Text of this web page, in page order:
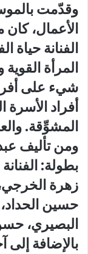
الأعمال،
الفنانة حياة
المرأة
شيء على
أفراد
المشوِّقة.
ومن ﺗﺄﻟﻴﻒ
بطولة:
زهرة
حسين
البصيري،
بالإضافة إلى